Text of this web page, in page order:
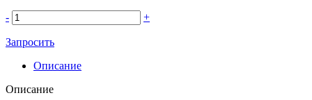
- +
Запросить
Описание
Описание